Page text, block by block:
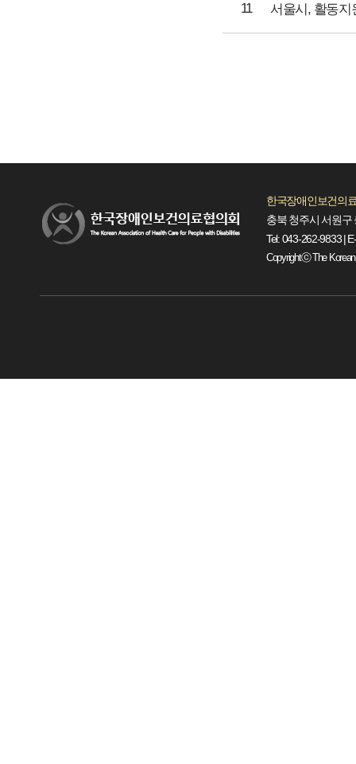
11 서울시, 활동지
한국장애인보건의
충북 청주시 서원구
Tel: 043-262-9833 |
Copyrightⓒ The Korean